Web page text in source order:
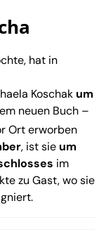
hat in
Koschak um
neuen Buch –
Ort erworben
, ist sie um
im
zu Gast, wo sie